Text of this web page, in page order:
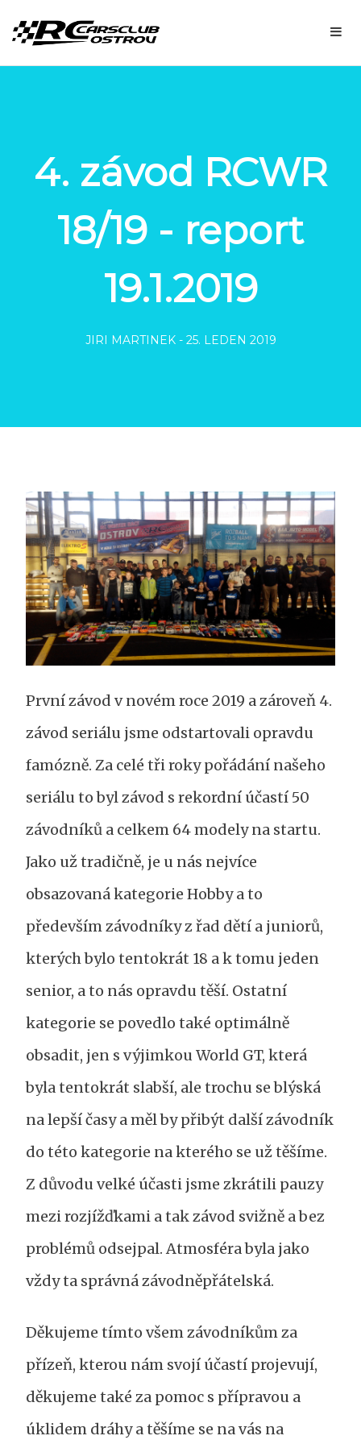
4. závod RCWR
18/19 - report
19.1.2019
JIRI MARTINEK - 25. LEDEN 2019
První závod v novém roce 2019 a zároveň 4.
závod seriálu jsme odstartovali opravdu
famózně. Za celé tři roky pořádání našeho
seriálu to byl závod s rekordní účastí 50
závodníků a celkem 64 modely na startu.
Jako už tradičně, je u nás nejvíce
obsazovaná kategorie Hobby a to
především závodníky z řad dětí a juniorů,
kterých bylo tentokrát 18 a k tomu jeden
senior, a to nás opravdu těší. Ostatní
kategorie se povedlo také optimálně
obsadit, jen s výjimkou World GT, která
byla tentokrát slabší, ale trochu se blýská
na lepší časy a měl by přibýt další závodník
do této kategorie na kterého se už těšíme.
Z důvodu velké účasti jsme zkrátili pauzy
mezi rozjížďkami a tak závod svižně a bez
problémů odsejpal. Atmosféra byla jako
vždy ta správná závodněpřátelská.
Děkujeme tímto všem závodníkům za
přízeň, kterou nám svojí účastí projevují,
děkujeme také za pomoc s přípravou a
úklidem dráhy a těšíme se na vás na